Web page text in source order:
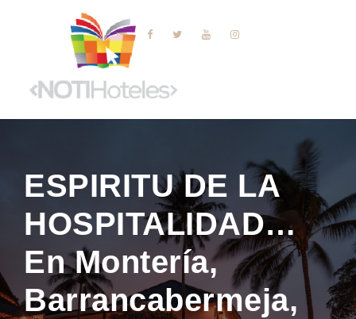
ESPIRITU DE LA
HOSPITALIDAD…
En Montería,
Barrancabermeja,